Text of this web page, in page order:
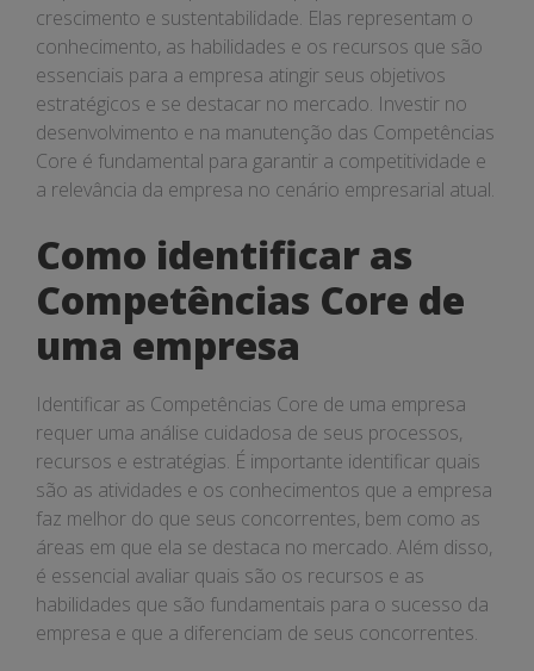
crescimento e sustentabilidade. Elas representam o
conhecimento, as habilidades e os recursos que são
essenciais para a empresa atingir seus objetivos
estratégicos e se destacar no mercado. Investir no
desenvolvimento e na manutenção das Competências
Core é fundamental para garantir a competitividade e
a relevância da empresa no cenário empresarial atual.
Como identificar as
Competências Core de
uma empresa
Identificar as Competências Core de uma empresa
requer uma análise cuidadosa de seus processos,
recursos e estratégias. É importante identificar quais
são as atividades e os conhecimentos que a empresa
faz melhor do que seus concorrentes, bem como as
áreas em que ela se destaca no mercado. Além disso,
é essencial avaliar quais são os recursos e as
habilidades que são fundamentais para o sucesso da
empresa e que a diferenciam de seus concorrentes.